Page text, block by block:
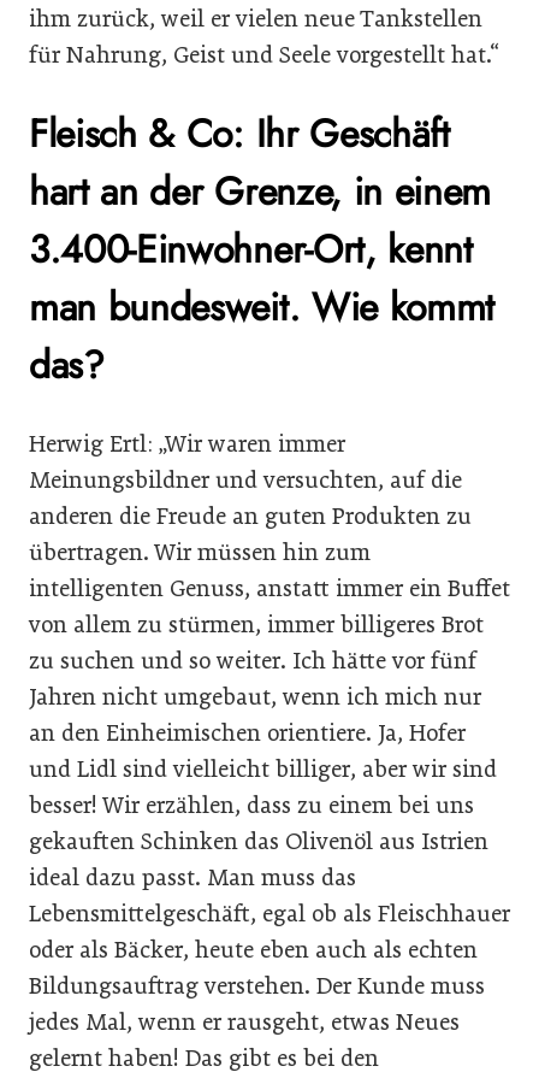
ihm zurück, weil er vielen neue Tankstellen
für Nahrung, Geist und Seele vorgestellt hat.“
Fleisch & Co: Ihr Geschäft
hart an der Grenze, in einem
3.400-Einwohner-Ort, kennt
man bundesweit. Wie kommt
das?
Herwig Ertl: „Wir waren immer
Meinungsbildner und versuchten, auf die
anderen die Freude an guten Produkten zu
übertragen. Wir müssen hin zum
intelligenten Genuss, anstatt immer ein Buffet
von allem zu stürmen, immer billigeres Brot
zu suchen und so weiter. Ich hätte vor fünf
Jahren nicht umgebaut, wenn ich mich nur
an den Einheimischen orientiere. Ja, Hofer
und Lidl sind vielleicht billiger, aber wir sind
besser! Wir erzählen, dass zu einem bei uns
gekauften Schinken das Olivenöl aus Istrien
ideal dazu passt. Man muss das
Lebensmittelgeschäft, egal ob als Fleischhauer
oder als Bäcker, heute eben auch als echten
Bildungsauftrag verstehen. Der Kunde muss
jedes Mal, wenn er rausgeht, etwas Neues
gelernt haben! Das gibt es bei den